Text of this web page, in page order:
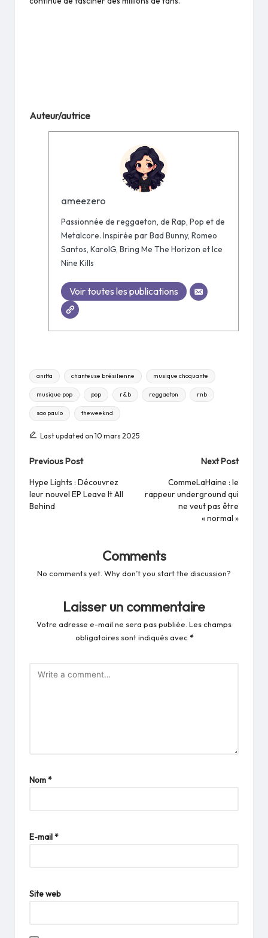
Auteur/autrice
ameezero
Passionnée de reggaeton, de Rap, Pop et de
Metalcore. Inspirée par Bad Bunny, Romeo
Santos, KarolG, Bring Me The Horizon et Ice
Nine Kills
Voir toutes les publications
Tags:
anitta chanteuse brésilienne musique choquante
musique pop pop r&b reggaeton rnb
sao paulo theweeknd
Last updated on 10 mars 2025
Post
navigation
Previous Post
Hype Lights : Découvrez
leur nouvel EP Leave It All
Behind
Next Post
CommeLaHaine : le
rappeur underground qui
ne veut pas être
« normal »
Comments
No comments yet. Why don’t you start the discussion?
Laisser un commentaire
Votre adresse e-mail ne sera pas publiée. Les champs
obligatoires sont indiqués avec *
Nom*
E-mail*
Site web